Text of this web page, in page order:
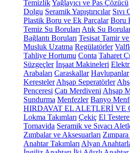
TemizlikYağlayıcı ve Pas Çözücü
Dolgu Seramik Yapıştırıcılar Sıvı
Plastik Boru ve Ek Parçalar Boru
Temiz Su Boruları Atık Su
Bağlantı Boruları Tesisat Tamir
Musluk Uzatma Regülatörler
Tahliye Hortumu Conta Taharet
Süzgeçler İnşaat Makineleri
Arabaları Caraskallar Havlupanlar
Keresteler Ahşap Seperatörler
Penceresi Çatı Merdiveni Ahşap
Sundurma Menfezler Banyo
HIRDAVAT EL ALETLERİ VE
Lokma Takımları Çekiç El
Tornavida Seramik ve Sıvacı
Zımbalar ve Aksesuarları
Anahtar Takımları Alyan